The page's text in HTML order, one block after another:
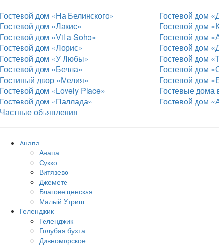
Гостевой дом «На Белинского»
Гостевой дом
Гостевой дом «Лакис»
Гостевой дом
Гостевой дом «Villa Soho»
Гостевой дом
Гостевой дом «Лорис»
Гостевой дом
Гостевой дом «У Любы»
Гостевой дом
Гостевой дом «Белла»
Гостевой дом
Гостиный двор «Мелия»
Гостевой дом
Гостевой дом «Lovely Place»
Гостевые дома
Гостевой дом «Паллада»
Гостевой дом
Частные объявления
Анапа
Анапа
Сукко
Витязево
Джемете
Благовещенская
Малый Утриш
Геленджик
Геленджик
Голубая бухта
Дивноморское